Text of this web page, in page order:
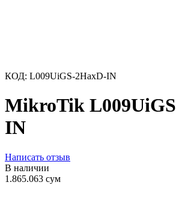
КОД: L009UiGS-2HaxD-IN
MikroTik
IN
Написать отзыв
В наличии
1.865.063 сум